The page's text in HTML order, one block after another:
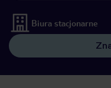
Biura stacjonarne